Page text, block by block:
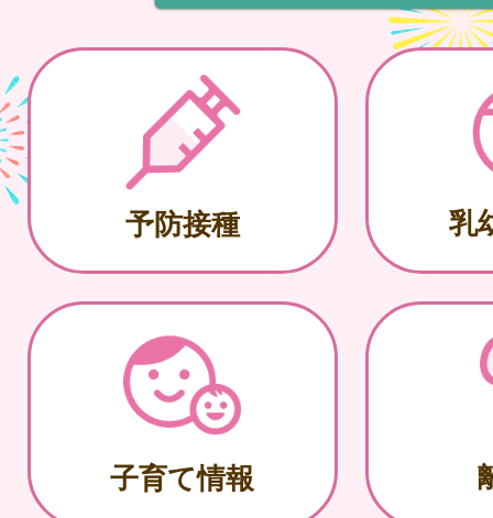
予防接種 乳
子育て情報